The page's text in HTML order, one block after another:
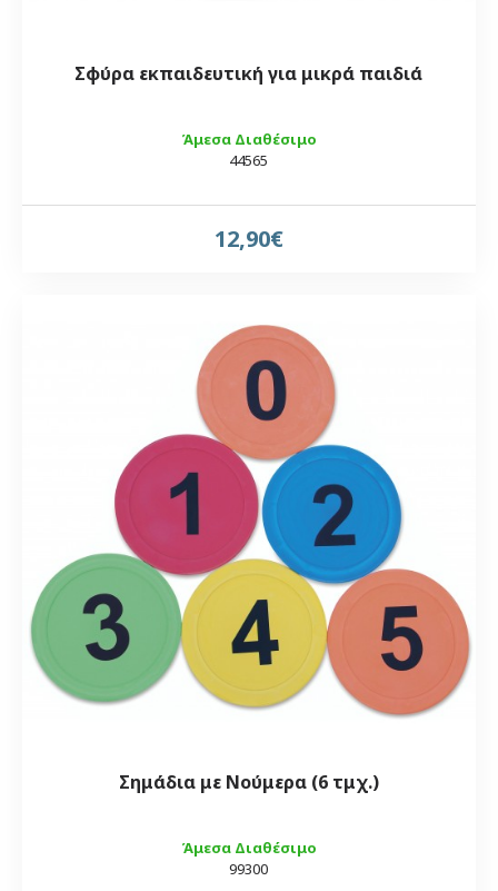
Άμεσα Διαθέσιμο
44565
Σφύρα εκπαιδευτική για μικρά παιδιά
12,90€
Άμεσα Διαθέσιμο
99300
Σημάδια με Νούμερα (6 τμχ.)